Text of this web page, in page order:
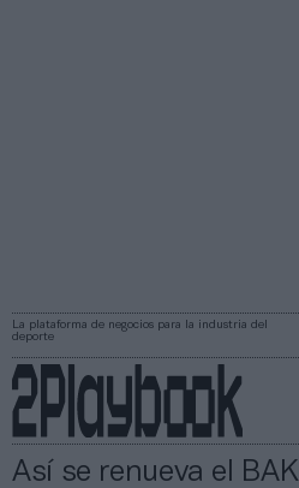
La plataforma de negocios para la industria del
deporte
Así se renueva el